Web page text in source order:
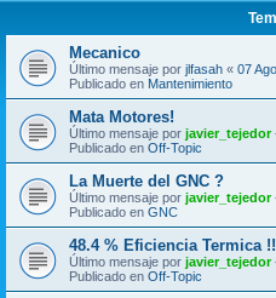
Mecanico
Último mensaje por jlfasah « 07
Publicado en Mantenimiento
Mata Motores!
Último mensaje por javier_tejedor
Publicado en Off-Topic
La Muerte del GNC ?
Último mensaje por javier_tejedor
Publicado en GNC
48.4 % Eficiencia Termica
Último mensaje por javier_tejedor
Publicado en Off-Topic